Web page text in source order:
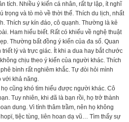
tích. Nhiều ý kiến cá nhân, rất tự lập, ít nghĩ
trọng và tò mò về thời thế. Thích du lịch, nhất
Thích sự kín đáo, cô quạnh. Thường là kẻ
Ham hiểu biết. Rất có khiếu về nghệ thuật
Thường bất đồng ý kiến của đa số. Quan
lý và trực giác. Ít khi a dua hay bắt chước
chịu theo ý kiến của người khác. Thích
bình rất nghiêm khắc. Tự đòi hỏi mình
với khả năng.
cũng khó tìm hiểu được người khác. Cô
Tuy nhiên, khi đã là bạn rồi, họ trở thành
dung. Vì tính thâm trầm, nên họ không
tiệc tùng, liên hoan dạ vũ… Tìm thấy sự